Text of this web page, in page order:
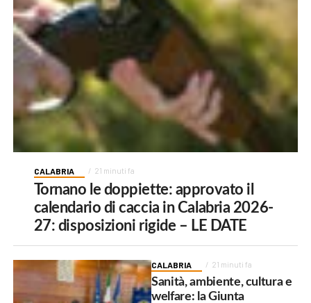
CALABRIA 21 minuti fa
Tornano le doppiette: approvato il
calendario di caccia in Calabria 2026-
27: disposizioni rigide – LE DATE
CALABRIA 21 minuti fa
Sanità, ambiente, cultura e
welfare: la Giunta